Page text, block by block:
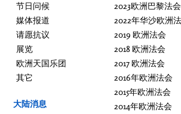
节日问候
媒体报道
请愿抗议
展览
欧洲天国乐团
其它
大陆消息
2023欧洲巴黎法会
2022年华沙欧洲
2019 欧洲法会
2018 欧洲法会
2017 欧洲法会
2016年欧洲法会
2015年欧洲法会
2014年欧洲法会